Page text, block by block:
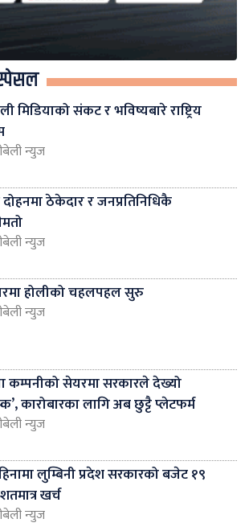
मिडियाको संकट र भविष्यबारे राष्ट्रिय
न्युज
ठेकेदार र जनप्रतिनिधिकै
न्युज
होलीको चहलपहल सुरु
न्युज
कम्पनीको सेयरमा सरकारले देख्यो
कारोबारका लागि अब छुट्टै प्लेटफर्म
न्युज
लुम्बिनी प्रदेश सरकारको बजेट १९
खर्च
न्युज